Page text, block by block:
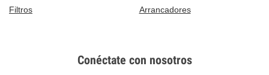
Filtros
Arrancadores
Conéctate con nosotros